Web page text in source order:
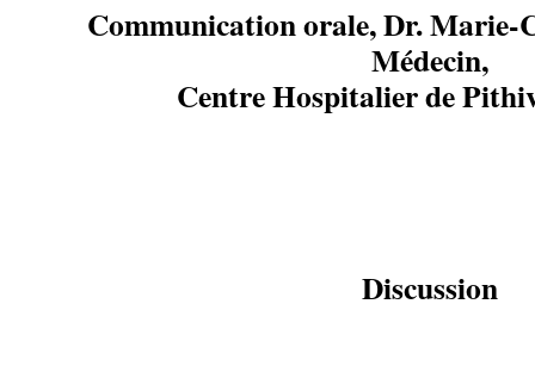
Communication orale, Dr.Marie-
Médecin,
Centre Hospitalier de
Discussion